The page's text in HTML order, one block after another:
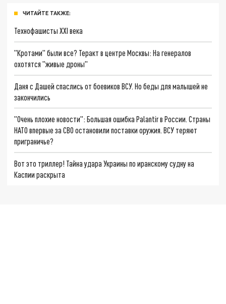
ЧИТАЙТЕ ТАКЖЕ:
Технофашисты XXI века
"Кротами" были все? Теракт в центре Москвы: На генералов
охотятся "живые дроны"
Даня с Дашей спаслись от боевиков ВСУ. Но беды для малышей не
закончились
"Очень плохие новости": Большая ошибка Palantir в России. Страны
НАТО впервые за СВО остановили поставки оружия. ВСУ теряют
приграничье?
Вот это триллер! Тайна удара Украины по иранскому судну на
Каспии раскрыта